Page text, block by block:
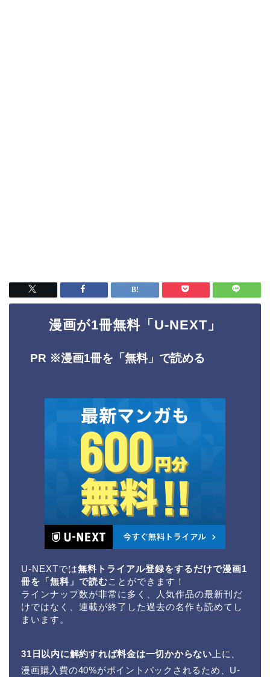
漫画が1冊無料「U-NEXT」
PR ※漫画1冊を「無料」で読める
U-NEXTでは無料トライアル登録をするだけで漫画1
冊を「無料」で読むことができます！
ラインナップ数が非常に多く、人気作品の最新刊だ
けではなく、連載が終了した過去の名作も読めてし
まいます。
31日以内に解約すれば料金は一切かからない 上に、
漫画購入費の40%がポイントバックされるため、U-